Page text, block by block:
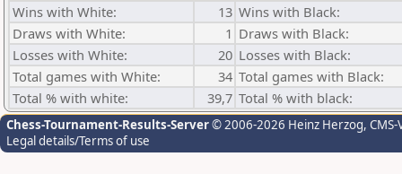
Wins with White:
13 Wins with Black:
Draws with White:
1 Draws with Black:
Losses with White:
20 Losses with Black:
Total games with White:
34 Total games with Black:
Total % with white:
39,7 Total % with black:
Chess-Tournament-Results-Server© 2006-2026 Heinz Herzog,
Legal details/Terms of use